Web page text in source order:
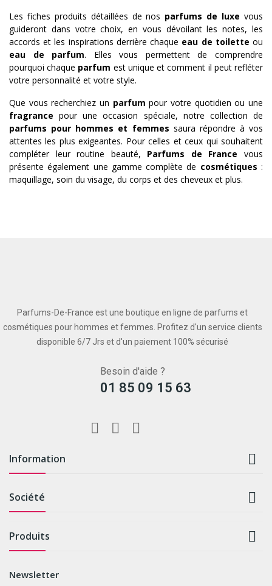
Les fiches produits détaillées de nos parfums de luxe vous
guideront dans votre choix, en vous dévoilant les notes, les
accords et les inspirations derrière chaque eau de toilette ou
eau de parfum. Elles vous permettent de comprendre
pourquoi chaque parfum est unique et comment il peut refléter
votre personnalité et votre style.
Que vous recherchiez un parfum pour votre quotidien ou une
fragrance pour une occasion spéciale, notre collection de
parfums pour hommes et femmes saura répondre à vos
attentes les plus exigeantes. Pour celles et ceux qui souhaitent
compléter leur routine beauté, Parfums de France vous
présente également une gamme complète de cosmétiques :
maquillage, soin du visage, du corps et des cheveux et plus.
Parfums-De-France est une boutique en ligne de parfums et
cosmétiques pour hommes et femmes. Profitez d'un service clients
disponible 6/7 Jrs et d'un paiement 100% sécurisé
Besoin d'aide ?
01 85 09 15 63
Information 
Société 
Produits 
Newsletter